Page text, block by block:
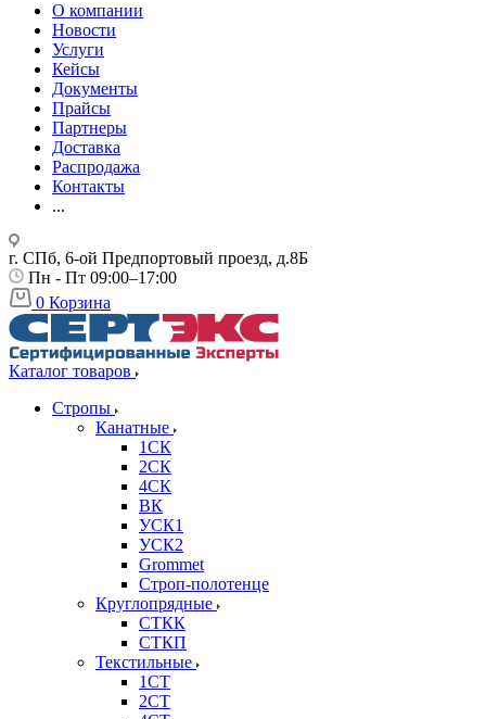
О компании
Новости
Услуги
Кейсы
Документы
Прайсы
Партнеры
Доставка
Распродажа
Контакты
...
г. СПб, 6-ой Предпортовый проезд, д.8Б
Пн - Пт 09:00–17:00
0 Корзина
Каталог товаров
Стропы
Канатные
1СК
2СК
4СК
ВК
УСК1
УСК2
Grommet
Строп-полотенце
Круглопрядные
СТКК
СТКП
Текстильные
1СТ
2СТ